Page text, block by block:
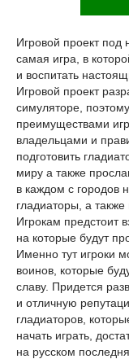
Игровой проект под
самая игра, в
и воспитать
Игровой проект
симуляторе,
преимуществами
владельцами и
подготовить
миру а также
в каждом с городов
гладиаторы, а
Игрокам предстоит
на которые будут
Именно тут игроки
воинов, которые
славу. Придется
и отличную
гладиаторов,
начать играть,
на русском